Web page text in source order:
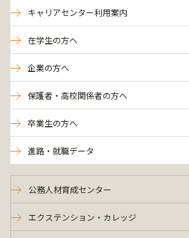
キャリアセンター利用案内
在学生の方へ
企業の方へ
保護者・高校関係者の方へ
卒業生の方へ
進路・就職データ
公務人材育成センター
エクステンション・カレッジ